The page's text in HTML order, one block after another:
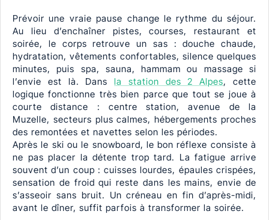
Prévoir une vraie pause change le rythme du séjour.
Au lieu d’enchaîner pistes, courses, restaurant et
soirée, le corps retrouve un sas : douche chaude,
hydratation, vêtements confortables, silence quelques
minutes, puis spa, sauna, hammam ou massage si
l’envie est là. Dansla station des 2 Alpes, cette
logique fonctionne très bien parce que tout se joue à
courte distance : centre station, avenue de la
Muzelle, secteurs plus calmes, hébergements proches
des remontées et navettes selon les périodes.
Après le ski ou le snowboard, le bon réflexe consiste à
ne pas placer la détente trop tard. La fatigue arrive
souvent d’un coup : cuisses lourdes, épaules crispées,
sensation de froid qui reste dans les mains, envie de
s’asseoir sans bruit. Un créneau en fin d’après-midi,
avant le dîner, suffit parfois à transformer la soirée.